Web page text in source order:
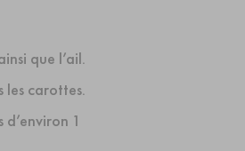
que l’ail.
les carottes.
1